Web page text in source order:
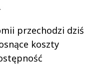
przechodzi dziś
koszty